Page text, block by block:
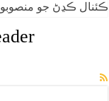
ڪئنال ڪڍڻ جو